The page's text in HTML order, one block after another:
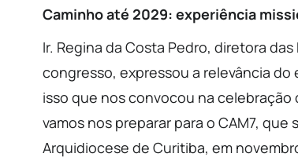
Caminho até 2029: experiência
Ir. Regina da Costa Pedro, diretora
congresso, expressou a relevância
isso que nos convocou na celebração
vamos nos preparar para o CAM7,
Arquidiocese de Curitiba, em